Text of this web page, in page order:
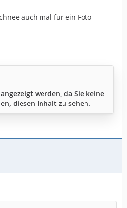
auch mal für ein Foto
werden, da Sie keine
diesen Inhalt zu sehen.